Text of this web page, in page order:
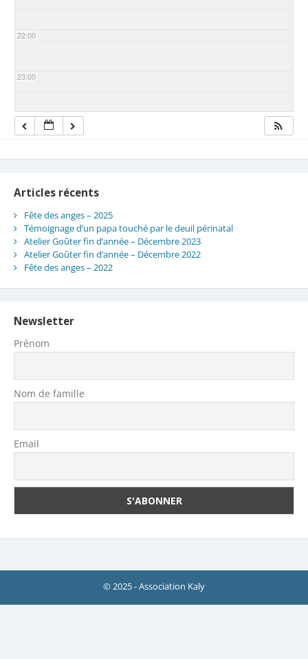
22:00
23:00
Articles récents
Fête des anges – 2025
Témoignage d’un papa touché par le deuil périnatal
Atelier Goûter fin d’année – Décembre 2023
Atelier Goûter fin d’année – Décembre 2022
Fête des anges – 2022
Newsletter
Prénom
Nom de famille
Email
© 2025 - Association Kaly